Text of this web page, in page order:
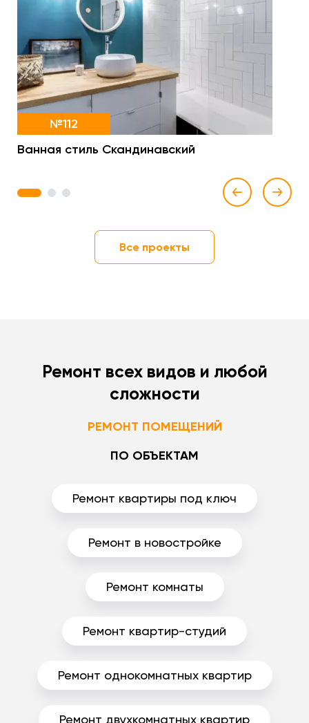
№112
Ванная стиль Скандинавский
1 2 3
Все проекты
Ремонт всех видов и любой
сложности
РЕМОНТ ПОМЕЩЕНИЙ
ПО ОБЪЕКТАМ
Ремонт квартиры под ключ
Ремонт в новостройке
Ремонт комнаты
Ремонт квартир-студий
Ремонт однокомнатных квартир
Ремонт двухкомнатных квартир